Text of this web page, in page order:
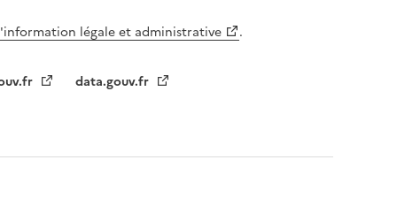
légale et administrative .
data.gouv.fr